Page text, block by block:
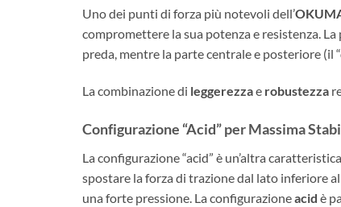
Uno dei punti di forza più notevoli dell’
compromettere la sua potenza e resistenza.
preda, mentre la parte centrale e posteriore
La combinazione di leggerezzae robustezza
Configurazione “Acid” per Massima
La configurazione “acid” è un’altra
spostare la forza di trazione dal lato inferiore
una forte pressione. La configurazioneacid è